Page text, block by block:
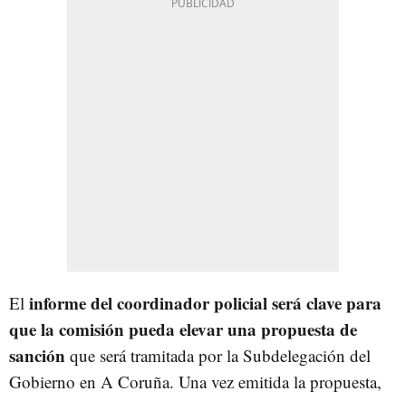
El informe del coordinador policial será clave para
que la comisión pueda elevar una propuesta de
sanción que será tramitada por la Subdelegación del
Gobierno en A Coruña. Una vez emitida la propuesta,